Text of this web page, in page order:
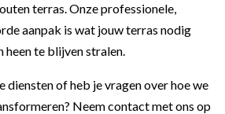
terras. Onze professionele,
aanpak is wat jouw terras nodig
heen te blijven stralen.
diensten of heb je vragen over hoe we
Neem contact met ons op